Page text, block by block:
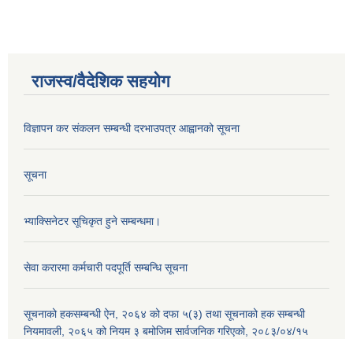
राजस्व/वैदेशिक सहयोग
विज्ञापन कर संकलन सम्बन्धी दरभाउपत्र आह्वानको सूचना
सूचना
भ्याक्सिनेटर सूचिकृत हुने सम्बन्धमा।
सेवा करारमा कर्मचारी पदपूर्ति सम्बन्धि सूचना
सूचनाको हकसम्बन्धी ऐन, २०६४ को दफा ५(३) तथा सूचनाको हक सम्बन्धी
नियमावली, २०६५ को नियम ३ बमोजिम सार्वजनिक गरिएको, २०८३/०४/१५